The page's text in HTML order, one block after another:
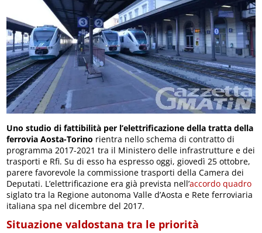
Unostudio di fattibilità per l’elettrificazione della tratta della
ferrovia Aosta-Torino rientra nello schema di contratto di
programma 2017-2021 tra il Ministero delle infrastrutture e dei
trasporti e Rfi. Su di esso ha espresso oggi, giovedì 25 ottobre,
parere favorevole la commissione trasporti della Camera dei
Deputati. L’elettrificazione era già prevista nell’accordo quadro
siglato tra la Regione autonoma Valle d’Aosta e Rete ferroviaria
italiana spa nel dicembre del 2017.
Situazione valdostana tra le priorità